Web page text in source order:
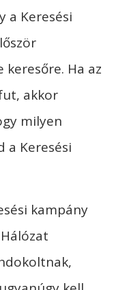
a Keresési
keresőre. Ha az
akkor
milyen
a Keresési
kampány